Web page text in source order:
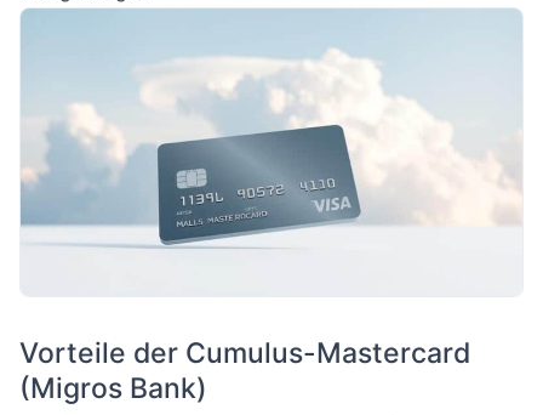
Vorteile der Cumulus-Mastercard
(Migros Bank)